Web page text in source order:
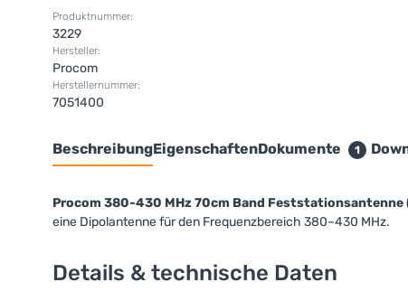
Produktnummer:
3229
Hersteller:
Procom
Herstellernummer:
7051400
BeschreibungEigenschaftenDokumente 1
Procom 380-430 MHz 70cm Band Feststationsantenne
eine Dipolantenne für den Frequenzbereich 380–430 MHz.
Details & technische Daten